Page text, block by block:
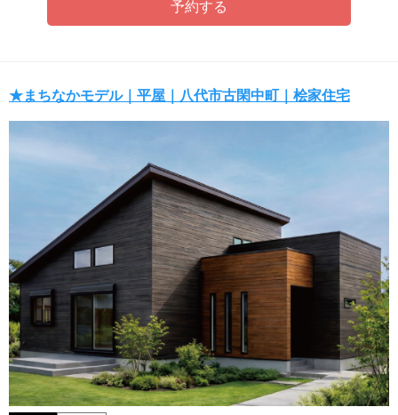
★まちなかモデル｜平屋｜八代市古閑中町｜桧家住宅